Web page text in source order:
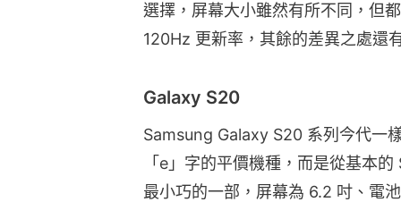
選擇，屏幕大小雖然有所不同，但
120Hz 更新率，其餘的差異之處還
Galaxy S20
Samsung Galaxy S20 系列今代一
「e」字的平價機種，而是從基本
最小巧的一部，屏幕為 6.2 吋、電